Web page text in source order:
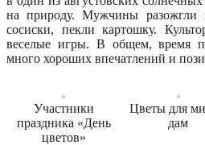
на природу. Мужчины разожгли
сосиски, пекли картошку.
веселые игры. В общем, время
много хороших впечатлений и
Участники
праздника «День
цветов»
Цветы для
дам